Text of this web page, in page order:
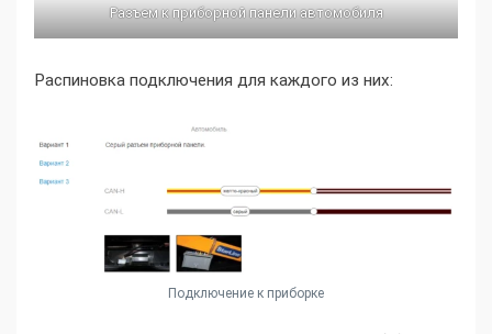
Разъем к приборной панели автомобиля
Распиновка подключения для каждого из них:
Подключение к приборке